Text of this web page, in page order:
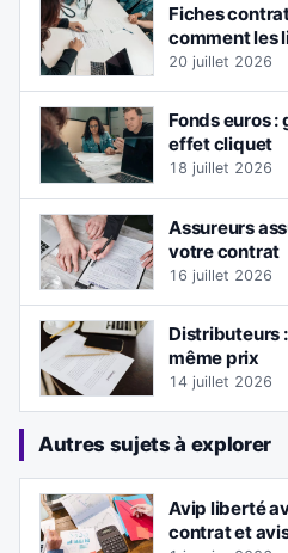
Fiches
comment les
20 juillet 2026
Fonds euros
effet cliquet
18 juillet 2026
Assureurs
votre contrat
16 juillet 2026
Distributeurs
même prix
14 juillet 2026
Autres sujets à explorer
Avip liberté
contrat et